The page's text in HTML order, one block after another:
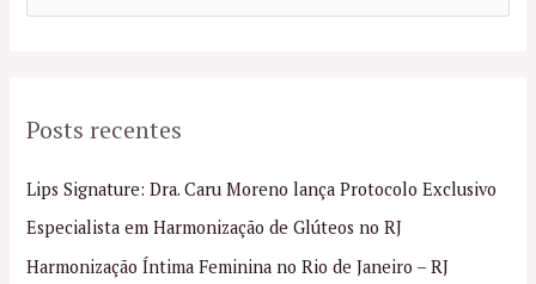
u
s
a
r
Posts recentes
Lips Signature: Dra. Caru Moreno lança Protocolo Exclusivo
Especialista em Harmonização de Glúteos no RJ
Harmonização Íntima Feminina no Rio de Janeiro – RJ